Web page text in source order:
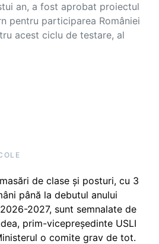
an, a fost aprobat proiectul
pentru participarea României
acest ciclu de testare, al
de clase și posturi, cu 3
până la debutul anului
2027, sunt semnalate de
prim-vicepreședinte USLI
o comite grav de tot.